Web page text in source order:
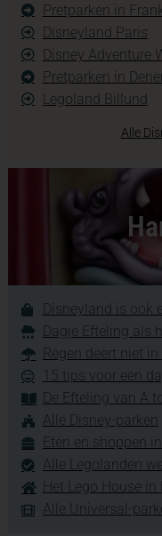
Pretparken in
Disneyland Paris
Disney Adventure
Pretparken in
Legoland Billund
Alle
Disneyland is ook
Dagje Efteling als
Regen deert niet
15 tips voor een
De Efteling van A
Alle Disney-parken
Eten en shoppen
Alle Legolanden
Het Lego House in
Alle Universal-